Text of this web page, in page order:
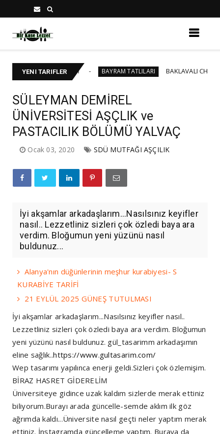
YENI TARIFLER
PASTA TARİFİ BAYRAM TATLILARI BAKLAVALI CHEESECAKE
SÜLEYMAN DEMİREL
ÜNİVERSİTESİ AŞÇLIK ve
PASTACILIK BÖLÜMÜ YALVAÇ
Ocak 03, 2020 SDÜ MUTFAĞI AŞÇILIK
İyi akşamlar arkadaşlarım...Nasılsınız keyifler
nasıl.. Lezzetliniz sizleri çok özledi baya ara
verdim. Bloğumun yeni yüzünü nasıl
buldunuz...
Alanya'nın düğünlerinin meşhur kurabiyesi- S
KURABİYE TARİFİ
21 EYLÜL 2025 GÜNEŞ TUTULMASI
İyi akşamlar arkadaşlarım...Nasılsınız keyifler nasıl..
Lezzetliniz sizleri çok özledi baya ara verdim. Bloğumun
yeni yüzünü nasıl buldunuz. gül_tasarimm arkadaşımın
eline sağlık..https://www.gultasarim.com/
Wep tasarımı yapılınca enerji geldi.Sizleri çok özlemişim.
BİRAZ HASRET GİDERELİM
Üniversiteye gidince uzak kaldım sizlerde merak ettiniz
biliyorum.Burayı arada güncelle-semde aklım ilk göz
ağrımda kaldı...Üniversite nasıl geçti neler yaptım merak
ettiniz. İnstagramda güncelleme yaptım. Buraya da